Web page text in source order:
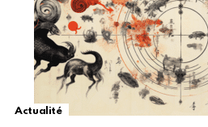
Actualité